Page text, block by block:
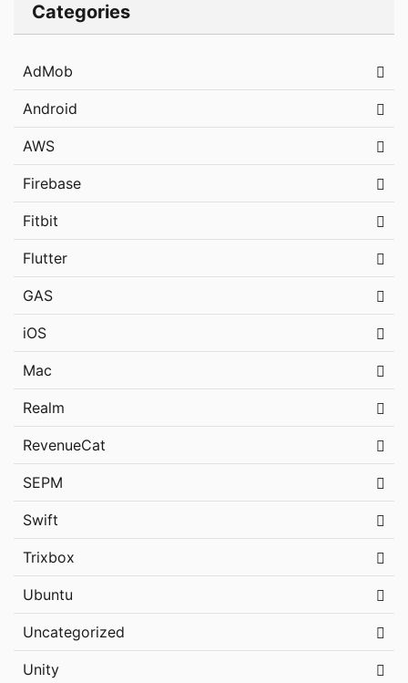
Categories
AdMob
Android
AWS
Firebase
Fitbit
Flutter
GAS
iOS
Mac
Realm
RevenueCat
SEPM
Swift
Trixbox
Ubuntu
Uncategorized
Unity